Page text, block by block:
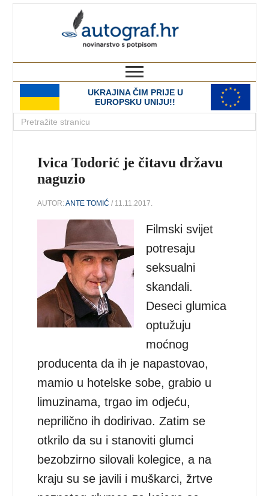
UKRAJINA ČIM PRIJE U
EUROPSKU UNIJU!!
Ivica Todorić je čitavu državu
naguzio
AUTOR:ANTE TOMIĆ / 11.11.2017.
Filmski svijet
potresaju
seksualni
skandali.
Deseci glumica
optužuju
moćnog
producenta da ih je napastovao,
mamio u hotelske sobe, grabio u
limuzinama, trgao im odjeću,
neprilično ih dodirivao. Zatim se
otkrilo da su i stanoviti glumci
bezobzirno silovali kolegice, a na
kraju su se javili i muškarci, žrtve